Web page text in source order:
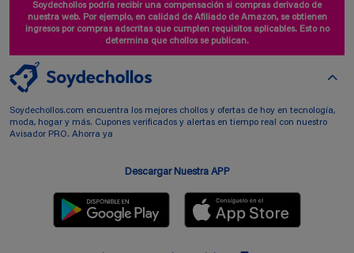
Soydechollos podría recibir una compensación si compras derivado de
nuestra web. Por ejemplo, en calidad de Afiliado de Amazon, se obtienen
ingresos por compras adscritas que cumplen requisitos aplicables. Esto no
determina que chollos se publican.
Soydechollos.com encuentra los mejores chollos y ofertas de hoy en tecnología,
moda, hogar y más. Cupones verificados y alertas en tiempo real con nuestro
Avisador PRO. Ahorra ya
Descargar Nuestra APP